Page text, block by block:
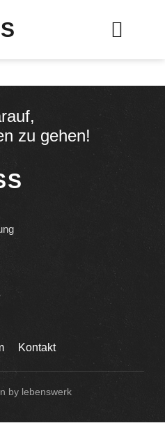
zu gehen!
Kontakt
by lebenswerk